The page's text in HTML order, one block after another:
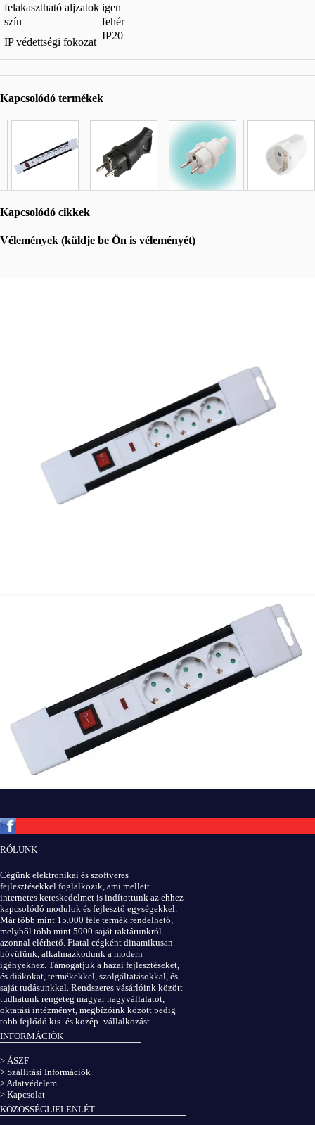
felakasztható aljzatok igen
szín
fehér
IP védettségi fokozat
IP20
Kapcsolódó termékek
Kapcsolódó cikkek
Vélemények (küldje be Ön is véleményét)
RÓLUNK
Cégünk elektronikai és szoftveres
fejlesztésekkel foglalkozik, ami mellett
internetes kereskedelmet is indítottunk az ehhez
kapcsolódó modulok és fejlesztő egységekkel.
Már több mint 15.000 féle termék rendelhető,
melyből több mint 5000 saját raktárunkról
azonnal elérhető. Fiatal cégként dinamikusan
bővülünk, alkalmazkodunk a modern
igényekhez. Támogatjuk a hazai fejlesztéseket,
és diákokat, termékekkel, szolgáltatásokkal, és
saját tudásunkkal. Rendszeres vásárlóink között
tudhatunk rengeteg magyar nagyvállalatot,
oktatási intézményt, megbízóink között pedig
több fejlődő kis- és közép- vállalkozást.
INFORMÁCIÓK
> ÁSZF
> Szállítási Információk
> Adatvédelem
> Kapcsolat
KÖZÖSSÉGI JELENLÉT